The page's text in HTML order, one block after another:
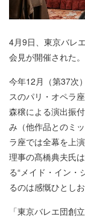
4月9日、東京バレ
会見が開催された。
今年12月（第37次
スのパリ・オペラ
森穣による演出振
み（他作品とのミ
ラ座では全幕を上
理事の髙橋典夫氏
る“メイド・イン・
るのは感慨ひとしお
「東京バレエ団創